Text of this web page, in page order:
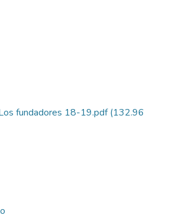
fundadores 18-19.pdf(132.96